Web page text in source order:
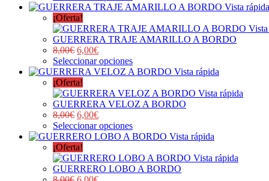
Vista rápida
¡Oferta!
GUERRERA TRAJE AMARILLO A BORDO
8,00€ 6,00€
Seleccionar opciones
Vista rápida
¡Oferta!
Vista rápida
GUERRERA VELOZ A BORDO
8,00€ 6,00€
Seleccionar opciones
Vista rápida
¡Oferta!
Vista rápida
GUERRERO LOBO A BORDO